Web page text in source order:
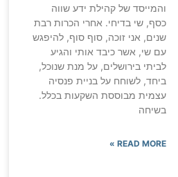
והמייסד של קהילת ידע שווה
כסף, שי בדיחי. אחרי הכרות רבת
שנים, אני זוכה, סוף סוף, להיפגש
עם שי, אשר כיבד אותי והגיע
לביתי בירושלים, על מנת שנוכל,
ביחד, לשוחח על בניית פנסיה
עצמית מבוססת השקעות בכלל.
בשיחה
READ MORE »